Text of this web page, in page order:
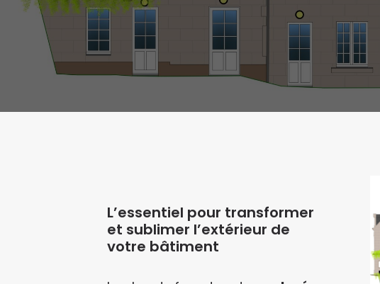
L’essentiel pour transformer
et sublimer l’extérieur de
votre bâtiment